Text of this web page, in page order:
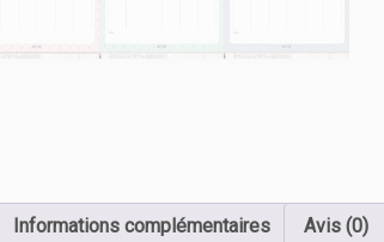
Informations complémentaires Avis (0)